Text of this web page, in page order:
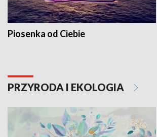
Piosenka od Ciebie
PRZYRODA I EKOLOGIA